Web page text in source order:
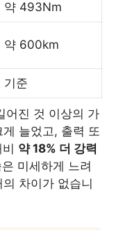
약 493Nm
약 600km
기준
어진 것 이상의 가
늘었고, 출력 또
약 18% 더 강력
미세하게 느려
차이가 없습니